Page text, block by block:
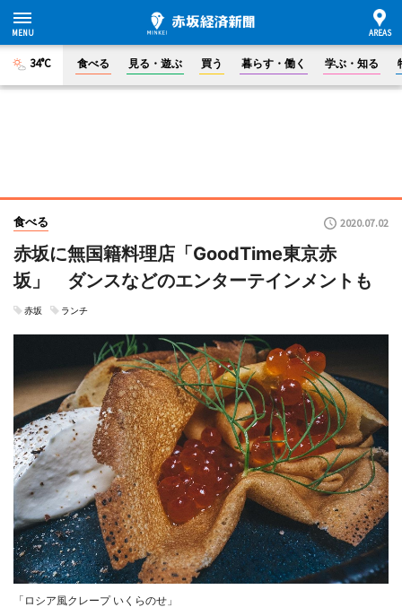
34°C 食べる 見る・遊ぶ 買う 暮らす・働く 学ぶ・知る
食べる 2020.07.02
赤坂に無国籍料理店「GoodTime東京赤
坂」 ダンスなどのエンターテインメントも
赤坂 ランチ
「ロシア風クレープ いくらのせ」